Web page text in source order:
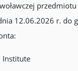
12.06.2026 r. do
Institute